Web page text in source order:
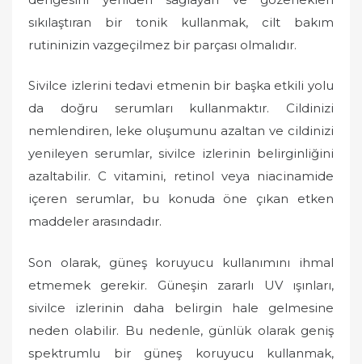
sıkılaştıran bir tonik kullanmak, cilt bakım
rutininizin vazgeçilmez bir parçası olmalıdır.
Sivilce izlerini tedavi etmenin bir başka etkili yolu
da doğru serumları kullanmaktır. Cildinizi
nemlendiren, leke oluşumunu azaltan ve cildinizi
yenileyen serumlar, sivilce izlerinin belirginliğini
azaltabilir. C vitamini, retinol veya niacinamide
içeren serumlar, bu konuda öne çıkan etken
maddeler arasındadır.
Son olarak, güneş koruyucu kullanımını ihmal
etmemek gerekir. Güneşin zararlı UV ışınları,
sivilce izlerinin daha belirgin hale gelmesine
neden olabilir. Bu nedenle, günlük olarak geniş
spektrumlu bir güneş koruyucu kullanmak,